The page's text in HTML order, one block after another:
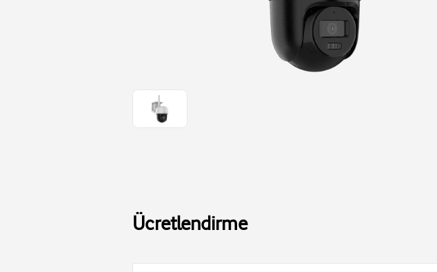
Ücretlendirme